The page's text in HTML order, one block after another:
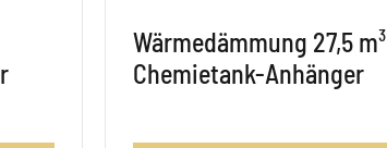
Wärmedämmung 27,5 m³
Chemietank-Anhänger